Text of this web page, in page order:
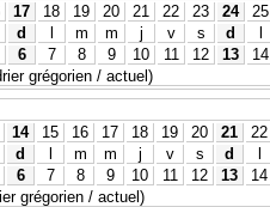
17 18 19 20 21 22 23 24 25
d l m m j v s d l
6 7 8 9 10 11 12 13 14
grégorien / actuel)
14 15 16 17 18 19 20 21 22
d m m j v s d
6 7 8 9 10 11 12 13 14
grégorien / actuel)